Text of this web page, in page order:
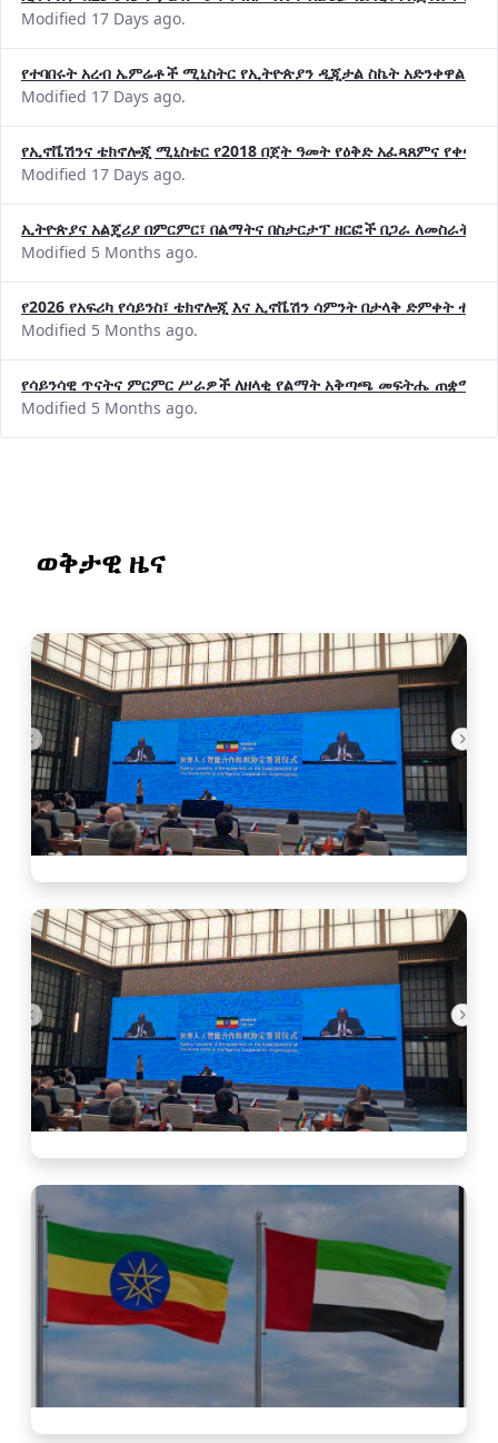
Modified 17 Days ago.
የተባበሩት አረብ ኤምሬቶች ሚኒስትር የኢትዮጵያን ዲጂታል ስኬት አድንቀዋል
Modified 17 Days ago.
የኢኖቬሽንና ቴክኖሎጂ ሚኒስቴር የ2018 በጀት ዓመት የዕቅድ አፈጻጸምና
Modified 17 Days ago.
ኢትዮጵያና አልጄሪያ በምርምር፣ በልማትና በስታርታፕ ዘርፎች በጋራ ለመስራት
Modified 5 Months ago.
የ2026 የአፍሪካ የሳይንስ፣ ቴክኖሎጂ እና ኢኖቬሽን ሳምንት በታላቅ ድምቀት
Modified 5 Months ago.
የሳይንሳዊ ጥናትና ምርምር ሥራዎች ለዘላቂ የልማት አቅጣጫ መፍትሔ ጠቋሚ
Modified 5 Months ago.
ወቅታዊ ዜና